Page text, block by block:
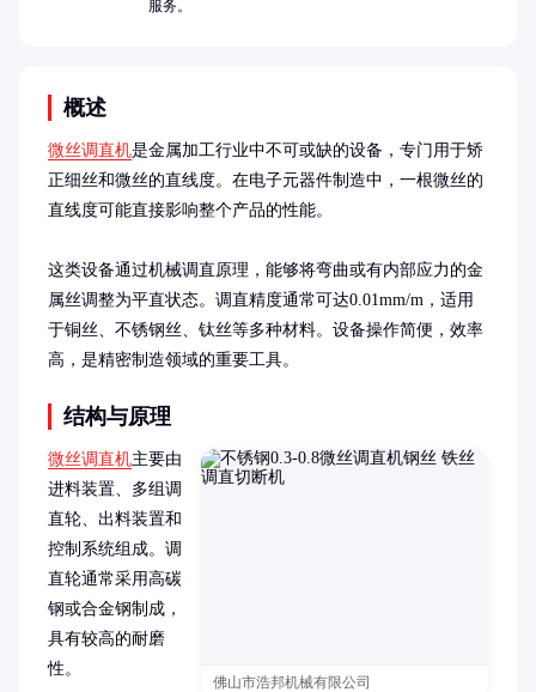
概述
微丝调直机是金属加工行业中不可或缺的设备，专门用于矫
正细丝和微丝的直线度。在电子元器件制造中，一根微丝的
直线度可能直接影响整个产品的性能。
这类设备通过机械调直原理，能够将弯曲或有内部应力的金
属丝调整为平直状态。调直精度通常可达0.01mm/m，适用
于铜丝、不锈钢丝、钛丝等多种材料。设备操作简便，效率
高，是精密制造领域的重要工具。
结构与原理
佛山市浩邦机械有限公司
微丝调直机主要由
进料装置、多组调
直轮、出料装置和
控制系统组成。调
直轮通常采用高碳
钢或合金钢制成，
具有较高的耐磨
性。
服务。